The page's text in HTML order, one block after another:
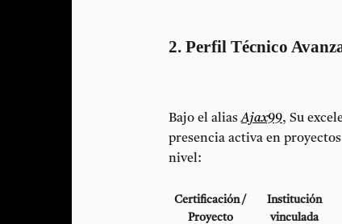
2. Perfil Técnico
Bajo el aliasAjax99, Su
presencia activa en
nivel:
Certificación /
Proyecto
Institución
vinculada